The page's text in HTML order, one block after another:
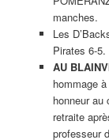
manches.
Les
Pirates 6-5.
AU
hommage à
honneur au
retraite
professeur